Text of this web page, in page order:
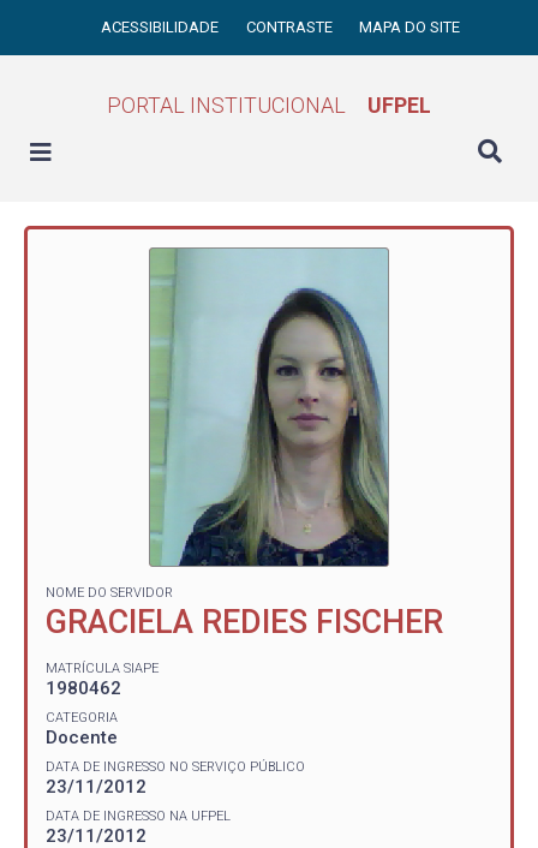
ACESSIBILIDADE CONTRASTE MAPA DO SITE
PORTAL INSTITUCIONAL UFPEL
NOME DO SERVIDOR
GRACIELA REDIES FISCHER
MATRÍCULA SIAPE
1980462
CATEGORIA
Docente
DATA DE INGRESSO NO SERVIÇO PÚBLICO
23/11/2012
DATA DE INGRESSO NA UFPEL
23/11/2012